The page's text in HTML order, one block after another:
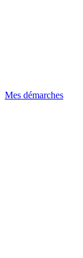
Mes démarches